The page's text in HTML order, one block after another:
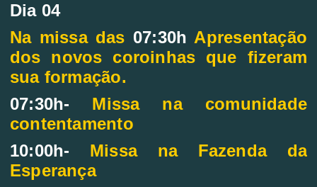
Dia 04
Na missa das 07:30h Apresentação
dos novos coroinhas que fizeram
sua formação.
07:30h- Missa na comunidade
contentamento
10:00h- Missa na Fazenda da
Esperança